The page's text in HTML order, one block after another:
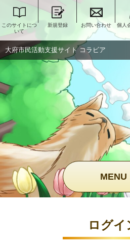
このサイトにつ
いて
新規登録 お問い合わせ
個人
大府市民活動支援サイト コラビア
MENU
ログイ